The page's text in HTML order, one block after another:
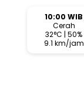
10:00 WIB
Cerah
32°C | 50%
9.1 km/jam